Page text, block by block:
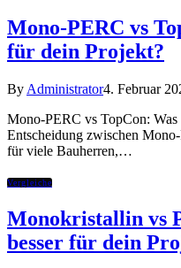
Mono-PERC vs
für dein Projekt?
By Administrator4. Februar
Mono-PERC vs TopCon:
Entscheidung zwischen
für viele Bauherren,…
Vergleiche
Monokristallin vs
besser für dein